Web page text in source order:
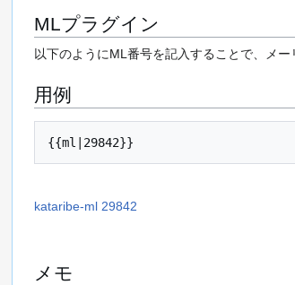
に
移
動
MLプラグイン
以下のようにML番号を記入することで、メ
用例
{{ml|29842}}
kataribe-ml 29842
メモ